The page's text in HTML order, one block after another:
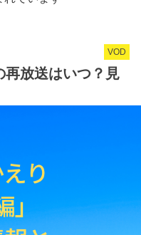
VOD
再放送はいつ？見